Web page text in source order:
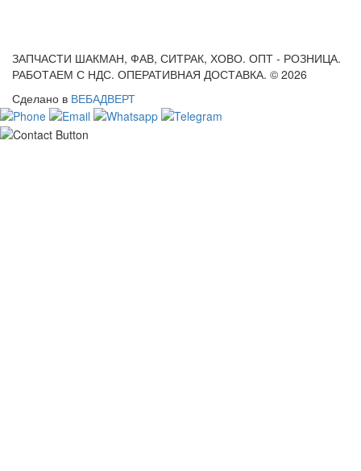
ЗАПЧАСТИ ШАКМАН, ФАВ, СИТРАК, ХОВО. ОПТ - РОЗНИЦА.
РАБОТАЕМ С НДС. ОПЕРАТИВНАЯ ДОСТАВКА. © 2026
Сделано в ВЕБАДВЕРТ